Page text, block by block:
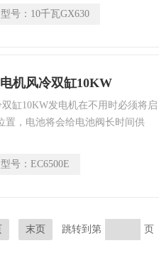
以达到节能和环保的目的。这种新
型号： 10千瓦GX630
机风冷双缸10KW
缸10KW发电机在不用时必须将启
置，电池将会给电池阀长时间供
型号： EC6500E
末页 跳转到第 页